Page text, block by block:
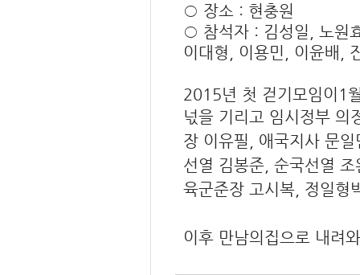
○ 장소 : 현충원
○ 참석자 : 김성일, 노원
이대형, 이용민, 이윤배,
2015년 첫 걷기모임이1
넋을 기리고 임시정부 의
장 이유필, 애국지사 문
선열 김봉준, 순국선열
육군준장 고시복, 정일형
이후 만남의집으로 내려